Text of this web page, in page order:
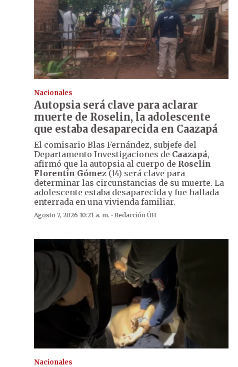
Nacionales
Autopsia será clave para aclarar
muerte de Roselin, la adolescente
que estaba desaparecida en Caazapá
El comisario Blas Fernández, subjefe del
Departamento Investigaciones de Caazapá,
afirmó que la autopsia al cuerpo de Roselin
Florentín Gómez (14) será clave para
determinar las circunstancias de su muerte. La
adolescente estaba desaparecida y fue hallada
enterrada en una vivienda familiar.
Agosto 7, 2026 10:21 a. m. · Redacción ÚH
Nacionales